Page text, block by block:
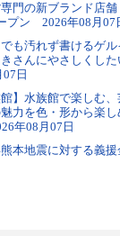
門の新ブランド店舗
プン 2026年08月07
も汚れず書けるゲル
さんにやさしくした
日
館】水族館で楽しむ
力を色・形から楽し
年08月07日
本地震に対する義